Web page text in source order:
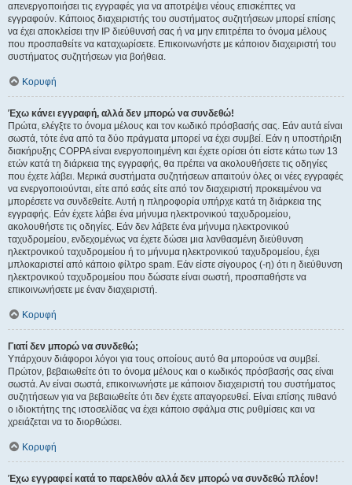
απενεργοποιήσει τις εγγραφές για να αποτρέψει νέους επισκέπτες να
εγγραφούν. Κάποιος διαχειριστής του συστήματος συζητήσεων μπορεί επίσης
να έχει αποκλείσει την IP διεύθυνσή σας ή να μην επιτρέπει το όνομα μέλους
που προσπαθείτε να καταχωρίσετε. Επικοινωνήστε με κάποιον διαχειριστή του
συστήματος συζητήσεων για βοήθεια.
Κορυφή
Έχω κάνει εγγραφή, αλλά δεν μπορώ να συνδεθώ!
Πρώτα, ελέγξτε το όνομα μέλους και τον κωδικό πρόσβασής σας. Εάν αυτά είναι
σωστά, τότε ένα από τα δύο πράγματα μπορεί να έχει συμβεί. Εάν η υποστήριξη
διακήρυξης COPPA είναι ενεργοποιημένη και έχετε ορίσει ότι είστε κάτω των 13
ετών κατά τη διάρκεια της εγγραφής, θα πρέπει να ακολουθήσετε τις οδηγίες
που έχετε λάβει. Μερικά συστήματα συζητήσεων απαιτούν όλες οι νέες εγγραφές
να ενεργοποιούνται, είτε από εσάς είτε από τον διαχειριστή προκειμένου να
μπορέσετε να συνδεθείτε. Αυτή η πληροφορία υπήρχε κατά τη διάρκεια της
εγγραφής. Εάν έχετε λάβει ένα μήνυμα ηλεκτρονικού ταχυδρομείου,
ακολουθήστε τις οδηγίες. Εάν δεν λάβετε ένα μήνυμα ηλεκτρονικού
ταχυδρομείου, ενδεχομένως να έχετε δώσει μια λανθασμένη διεύθυνση
ηλεκτρονικού ταχυδρομείου ή το μήνυμα ηλεκτρονικού ταχυδρομείου, έχει
μπλοκαριστεί από κάποιο φίλτρο spam. Εάν είστε σίγουρος (-η) ότι η διεύθυνση
ηλεκτρονικού ταχυδρομείου που δώσατε είναι σωστή, προσπαθήστε να
επικοινωνήσετε με έναν διαχειριστή.
Κορυφή
Γιατί δεν μπορώ να συνδεθώ;
Υπάρχουν διάφοροι λόγοι για τους οποίους αυτό θα μπορούσε να συμβεί.
Πρώτον, βεβαιωθείτε ότι το όνομα μέλους και ο κωδικός πρόσβασής σας είναι
σωστά. Αν είναι σωστά, επικοινωνήστε με κάποιον διαχειριστή του συστήματος
συζητήσεων για να βεβαιωθείτε ότι δεν έχετε απαγορευθεί. Είναι επίσης πιθανό
ο ιδιοκτήτης της ιστοσελίδας να έχει κάποιο σφάλμα στις ρυθμίσεις και να
χρειάζεται να το διορθώσει.
Κορυφή
Έχω εγγραφεί κατά το παρελθόν αλλά δεν μπορώ να συνδεθώ πλέον!